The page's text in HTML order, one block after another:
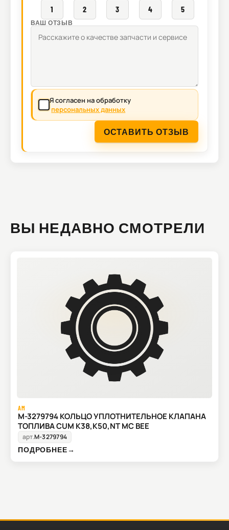
1 2 3 4 5
ВАШ ОТЗЫВ
Я согласен на обработку
персональных данных
ОСТАВИТЬ ОТЗЫВ
ВЫ НЕДАВНО СМОТРЕЛИ
AM
M-3279794 КОЛЬЦО УПЛОТНИТЕЛЬНОЕ КЛАПАНА
ТОПЛИВА CUM K38,K50,NT MC BEE
арт.M-3279794
ПОДРОБНЕЕ→